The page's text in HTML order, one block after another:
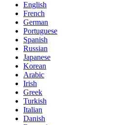
English
French
German
Portuguese
Spanish
Russian
Japanese
Korean
Arabic
Irish
Greek
Turkish
Italian
Danish